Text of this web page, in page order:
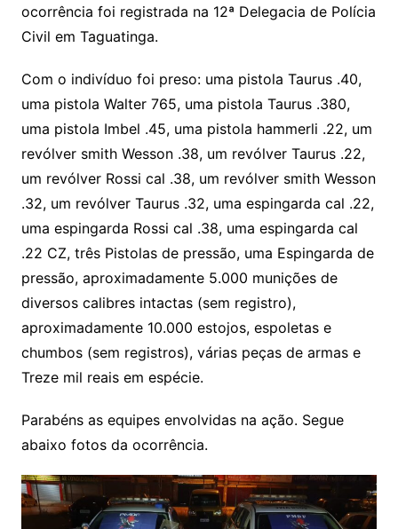
ocorrência foi registrada na 12ª Delegacia de Polícia
Civil em Taguatinga.
Com o indivíduo foi preso: uma pistola Taurus .40,
uma pistola Walter 765, uma pistola Taurus .380,
uma pistola Imbel .45, uma pistola hammerli .22, um
revólver smith Wesson .38, um revólver Taurus .22,
um revólver Rossi cal .38, um revólver smith Wesson
.32, um revólver Taurus .32, uma espingarda cal .22,
uma espingarda Rossi cal .38, uma espingarda cal
.22 CZ, três Pistolas de pressão, uma Espingarda de
pressão, aproximadamente 5.000 munições de
diversos calibres intactas (sem registro),
aproximadamente 10.000 estojos, espoletas e
chumbos (sem registros), várias peças de armas e
Treze mil reais em espécie.
Parabéns as equipes envolvidas na ação. Segue
abaixo fotos da ocorrência.